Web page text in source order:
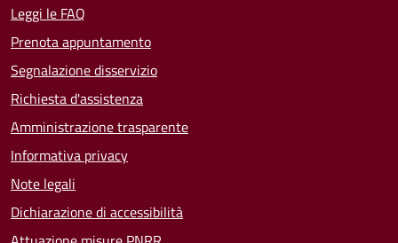
Leggi le FAQ
Prenota appuntamento
Segnalazione disservizio
Richiesta d'assistenza
Amministrazione trasparente
Informativa privacy
Note legali
Dichiarazione di accessibilità